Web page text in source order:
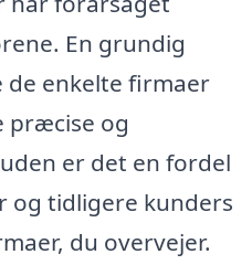
En grundig
de enkelte firmaer
præcise og
er det en fordel
og tidligere kunders
du overvejer.